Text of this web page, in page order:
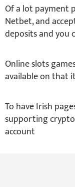
Of a lot payment
Netbet, and
deposits and you
Online slots
available on that
To have Irish
supporting crypto
account